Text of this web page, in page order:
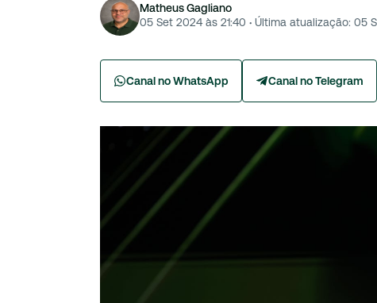
Matheus Gagliano
05 Set 2024 às 21:40 · Última atualização: 05
Canal no WhatsApp Canal no Telegram